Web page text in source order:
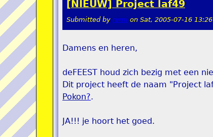
[NIEUW] Project laf49
Submitted by remi on Sat, 2005-07-16 13:26
Damens en heren,
deFEEST houd zich bezig met een
Dit project heeft de naam "Project
Pokon?.
JA!!! je hoort het goed.